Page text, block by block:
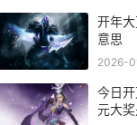
开年
意思
2026-
今日
元大